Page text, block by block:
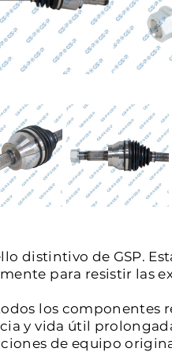
distintivo de GSP.
para resistir las
todos los
y vida útil
de equipo